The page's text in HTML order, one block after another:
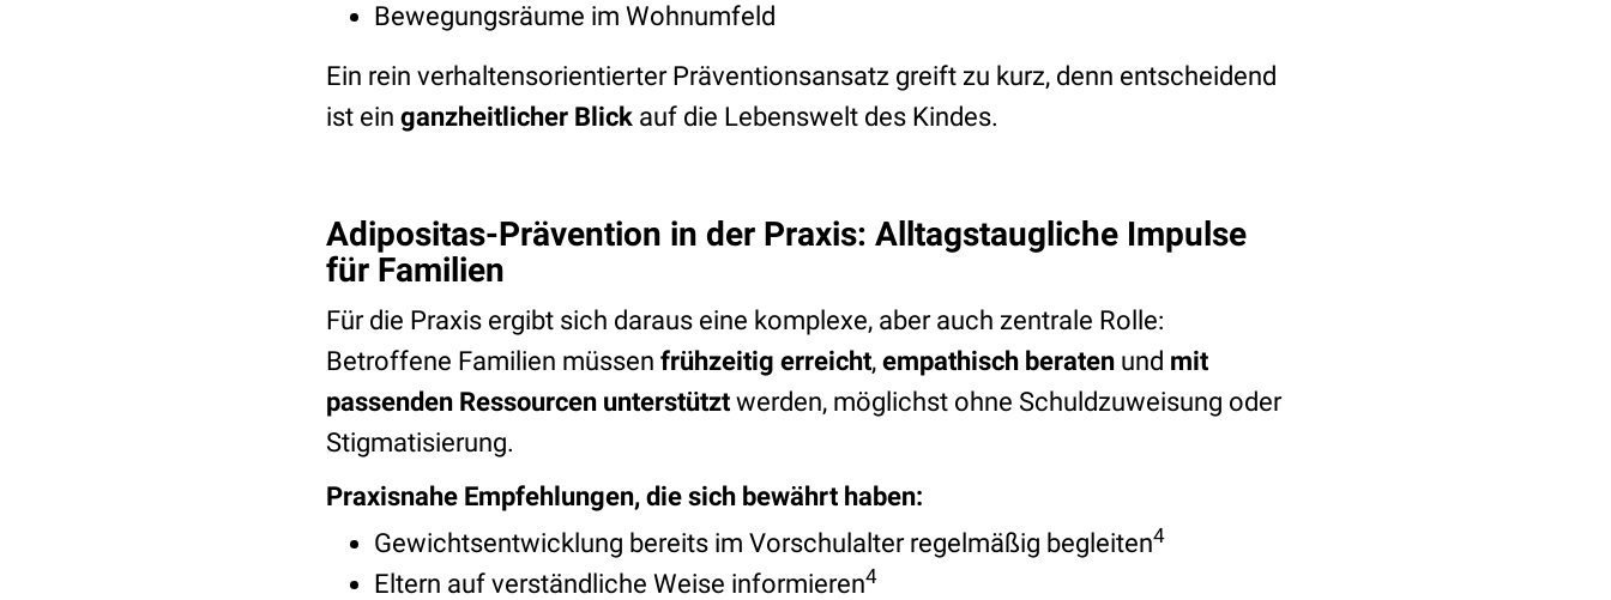
Bewegungsräume im Wohnumfeld
Ein rein verhaltensorientierter Präventionsansatz greift zu kurz, denn entscheidend
ist ein ganzheitlicher Blick auf die Lebenswelt des Kindes.
Adipositas-Prävention in der Praxis: Alltagstaugliche Impulse
für Familien
Für die Praxis ergibt sich daraus eine komplexe, aber auch zentrale Rolle:
Betroffene Familien müssen frühzeitig erreicht, empathisch beraten und mit
passenden Ressourcen unterstützt werden, möglichst ohne Schuldzuweisung oder
Stigmatisierung.
Praxisnahe Empfehlungen, die sich bewährt haben:
Gewichtsentwicklung bereits im Vorschulalter regelmäßig begleiten4
Eltern auf verständliche Weise informieren4